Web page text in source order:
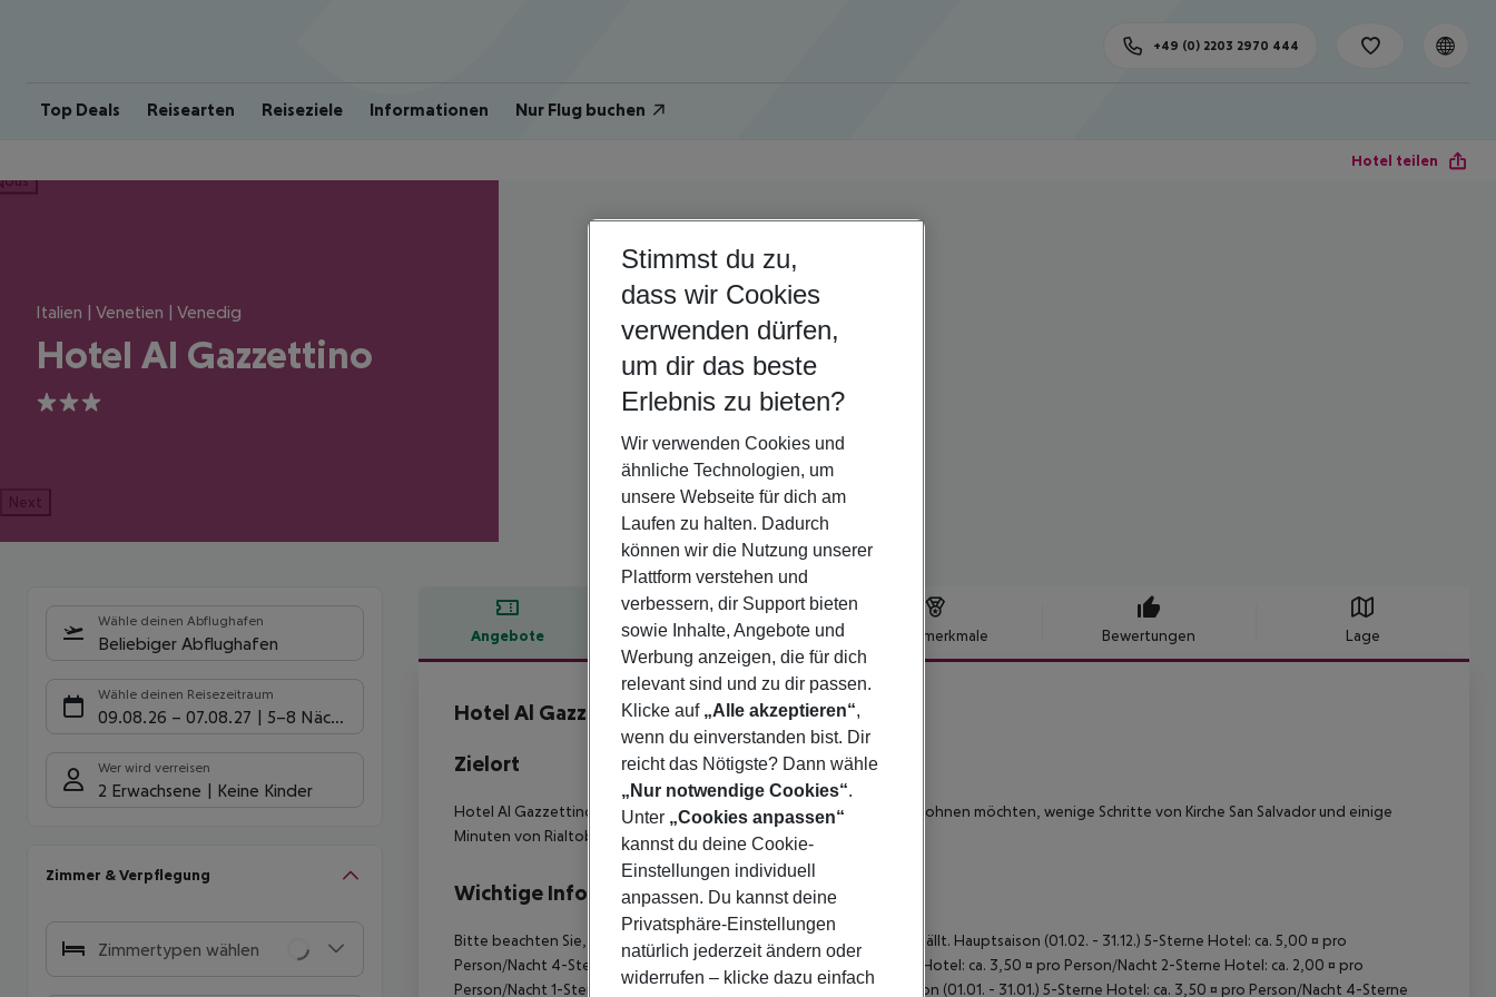
Top Deals Reisearten Reiseziele Informationen Nur Flug buchen
+49 (0) 2203 2970 444
Hotel teilen
Italien | Venetien | Venedig
Hotel Al Gazzettino
3
Next
Wähle deinen Abflughafen
Beliebiger Abflughafen
Wähle deinen Reisezeitraum
09.08.26 – 07.08.27 5-8 Nächte
Wer wird verreisen
2 Erwachsene Keine Kinder
Zimmer & Verpflegung
Zimmertypen wählen
Angebote Hotelbeschreibung Hotelmerkmale Bewertungen Lage
Hotelbeschreibung
Hotel Al Gazzettino
3
Zielort
Hotel Al Gazzettino ist ideal für diejenigen, die zentral in Venedig wohnen möchten, wenige Schritte von Kirche San Salvador und einige
Minuten von Rialtobrücke entfernt
Wichtige Informationen
Bitte beachten Sie, dass vor Ort pro Person eine Touristensteuer anfällt. Hauptsaison (01.02. - 31.12.) 5-Sterne Hotel: ca. 5,00 ¤ pro
Person/Nacht 4-Sterne Hotel: ca. 4,50 ¤ pro Person/Nacht 3-Sterne Hotel: ca. 3,50 ¤ pro Person/Nacht 2-Sterne Hotel: ca. 2,00 ¤ pro
Person/Nacht 1-Sterne Hotel: ca. 1,00 ¤ pro Person/Nacht Nebensaison (01.01. - 31.01.) 5-Sterne Hotel: ca. 3,50 ¤ pro Person/Nacht 4-Sterne
Stimmst du zu,
dass wir Cookies
verwenden dürfen,
um dir das beste
Erlebnis zu bieten?
Wir verwenden Cookies und
ähnliche Technologien, um
unsere Webseite für dich am
Laufen zu halten. Dadurch
können wir die Nutzung unserer
Plattform verstehen und
verbessern, dir Support bieten
sowie Inhalte, Angebote und
Werbung anzeigen, die für dich
relevant sind und zu dir passen.
Klicke auf „Alle akzeptieren“,
wenn du einverstanden bist. Dir
reicht das Nötigste? Dann wähle
„Nur notwendige Cookies“.
Unter „Cookies anpassen“
kannst du deine Cookie-
Einstellungen individuell
anpassen. Du kannst deine
Privatsphäre-Einstellungen
natürlich jederzeit ändern oder
widerrufen – klicke dazu einfach